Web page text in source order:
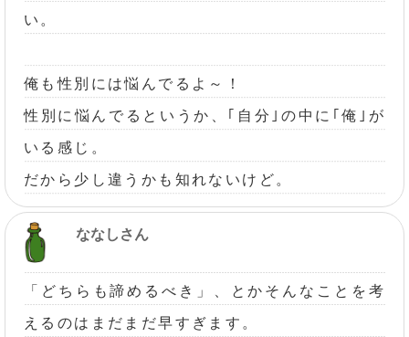
い。
俺も性別には悩んでるよ～！
性別に悩んでるというか、｢自分｣の中に｢俺｣が
いる感じ。
だから少し違うかも知れないけど。
ななしさん
「どちらも諦めるべき」、とかそんなことを考
えるのはまだまだ早すぎます。